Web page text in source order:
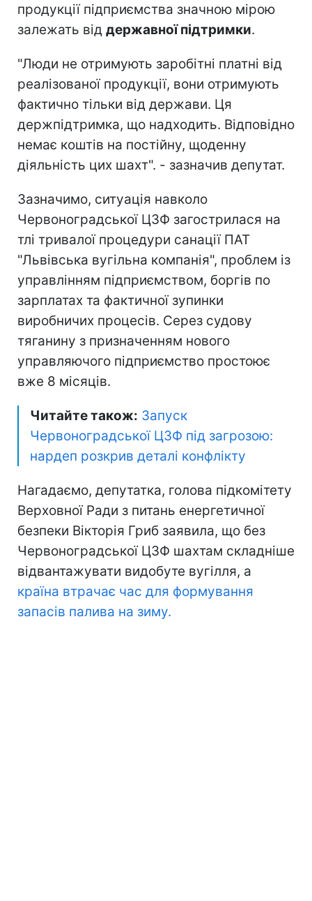
продукції підприємства значною мірою
залежать від державної підтримки.
"Люди не отримують заробітні платні від
реалізованої продукції, вони отримують
фактично тільки від держави. Ця
держпідтримка, що надходить. Відповідно
немає коштів на постійну, щоденну
діяльність цих шахт". - зазначив депутат.
Зазначимо, ситуація навколо
Червоноградської ЦЗФ загострилася на
тлі тривалої процедури санації ПАТ
"Львівська вугільна компанія", проблем із
управлінням підприємством, боргів по
зарплатах та фактичної зупинки
виробничих процесів. Серез судову
тяганину з призначенням нового
управляючого підприємство простоює
вже 8 місяців.
Читайте також: Запуск
Червоноградської ЦЗФ під загрозою:
нардеп розкрив деталі конфлікту
Нагадаємо, депутатка, голова підкомітету
Верховної Ради з питань енергетичної
безпеки Вікторія Гриб заявила, що без
Червоноградської ЦЗФ шахтам складніше
відвантажувати видобуте вугілля, а
країна втрачає час для формування
запасів палива на зиму.